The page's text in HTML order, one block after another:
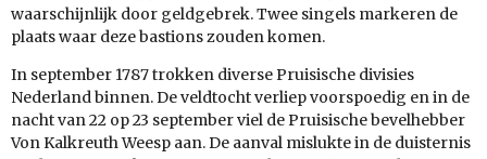
waarschijnlijk door geldgebrek. Twee singels markeren de
plaats waar deze bastions zouden komen.
In september 1787 trokken diverse Pruisische divisies
Nederland binnen. De veldtocht verliep voorspoedig en in de
nacht van 22 op 23 september viel de Pruisische bevelhebber
Von Kalkreuth Weesp aan. De aanval mislukte in de duisternis